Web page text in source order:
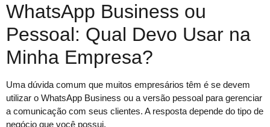
WhatsApp Business ou
Pessoal: Qual Devo Usar na
Minha Empresa?
Uma dúvida comum que muitos empresários têm é se devem
utilizar o WhatsApp Business ou a versão pessoal para gerenciar
a comunicação com seus clientes. A resposta depende do tipo de
negócio que você possui.